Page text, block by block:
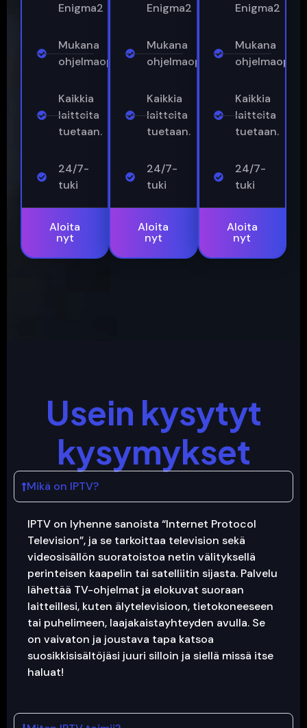
Enigma2
Mukana
ohjelmaopas
Kaikkia
laitteita
tuetaan.
24/7-
tuki
Aloita
nyt
Enigma2
Mukana
ohjelmaopas
Kaikkia
laitteita
tuetaan.
24/7-
tuki
Aloita
nyt
Enigma2
Mukana
ohjelmaopas
Kaikkia
laitteita
tuetaan.
24/7-
tuki
Aloita
nyt
Usein kysytyt
kysymykset
Mikä on IPTV?
IPTV on lyhenne sanoista “Internet Protocol
Television”, ja se tarkoittaa television sekä
videosisällön suoratoistoa netin välityksellä
perinteisen kaapelin tai satelliitin sijasta. Palvelu
lähettää TV-ohjelmat ja elokuvat suoraan
laitteillesi, kuten älytelevisioon, tietokoneeseen
tai puhelimeen, laajakaistayhteyden avulla. Se
on vaivaton ja joustava tapa katsoa
suosikkisisältöjäsi juuri silloin ja siellä missä itse
haluat!